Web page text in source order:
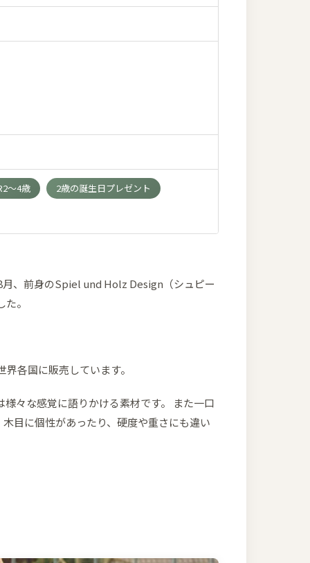
～4歳 2歳の誕生日プレゼント
、前身のSpiel und Holz Design（シュピー
。
各国に販売しています。
々な感覚に語りかける素材です。 また一口
目に個性があったり、硬度や重さにも違い